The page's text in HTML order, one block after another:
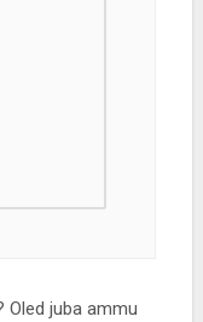
Oled juba ammu